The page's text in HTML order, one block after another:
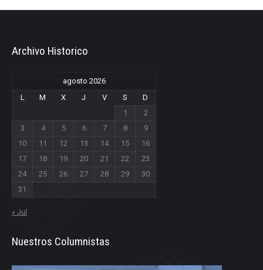
Archivo Historico
agosto 2026
L
M X J V S
D
1
2
3
4 5 6 7 8
9
10
11 12 13 14 15
16
17
18 19 20 21 22
23
24
25 26 27 28 29
30
31
« Jul
Nuestros Columnistas